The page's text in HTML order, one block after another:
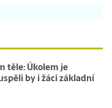
těle: Úkolem je
by i žáci základní